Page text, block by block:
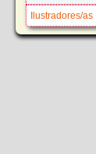
Ilustradores/as